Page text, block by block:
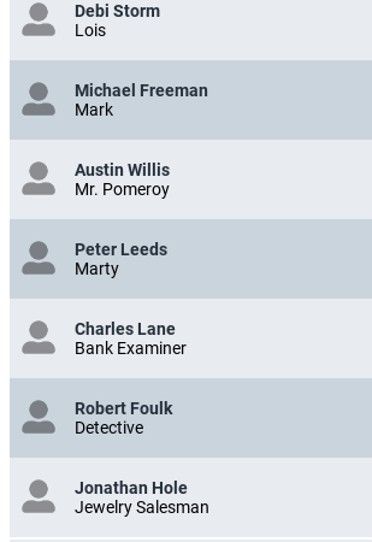
Debi Storm
Lois
Michael Freeman
Mark
Austin Willis
Mr. Pomeroy
Peter Leeds
Marty
Charles Lane
Bank Examiner
Robert Foulk
Detective
Jonathan Hole
Jewelry Salesman